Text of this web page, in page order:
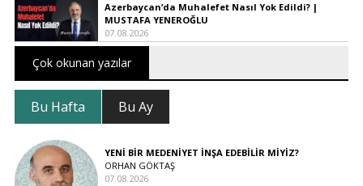
Azerbaycan’da Muhalefet Nasıl Yok Edildi? |
MUSTAFA YENEROĞLU
07.08.2026
Çok okunan yazılar
Bu Hafta Bu Ay
YENİ BİR MEDENİYET İNŞA EDEBİLİR MİYİZ?
ORHAN GÖKTAŞ
07.08.2026